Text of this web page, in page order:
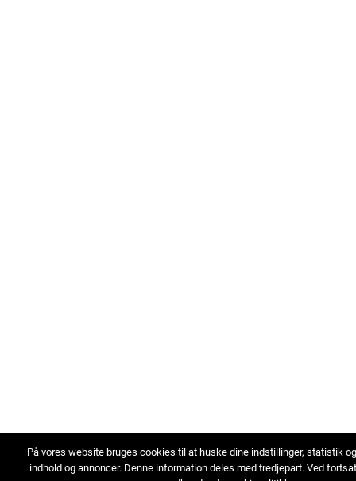
På vores website bruges cookies til at huske dine indstillinger, statistik
indhold og annoncer. Denne information deles med tredjepart. Ved